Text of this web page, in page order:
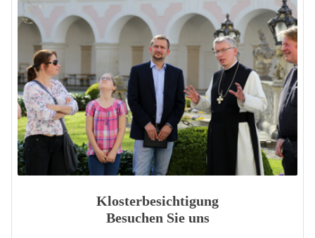
Klosterbesichtigung
Besuchen Sie uns